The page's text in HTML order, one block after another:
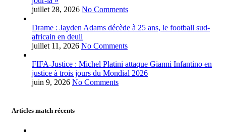
juillet 28, 2026 No Comments
Drame : Jayden Adams décède à 25 ans, le football sud-
africain en deuil
juillet 11, 2026 No Comments
FIFA-Justice : Michel Platini attaque Gianni Infantino en
justice à trois jours du Mondial 2026
juin 9, 2026 No Comments
Articles match récents